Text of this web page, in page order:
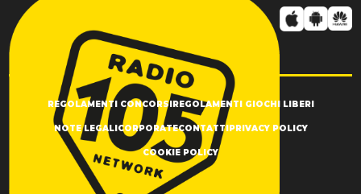
REGOLAMENTI CONCORSI REGOLAMENTI GIOCHI LIBERI
NOTE LEGALI CORPORATECONTATTI PRIVACY POLICY
COOKIE POLICY